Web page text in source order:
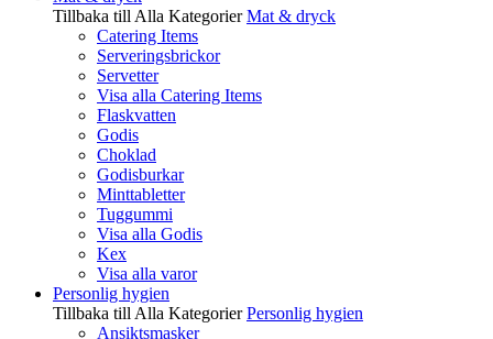
Tillbaka till Alla Kategorier Mat & dryck
Catering Items
Serveringsbrickor
Servetter
Visa alla Catering Items
Flaskvatten
Godis
Choklad
Godisburkar
Minttabletter
Tuggummi
Visa alla Godis
Kex
Visa alla varor
Personlig hygien
Tillbaka till Alla Kategorier Personlig hygien
Ansiktsmasker